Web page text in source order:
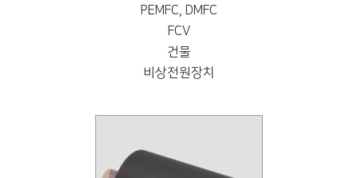
PEMFC, DMFC
FCV
건물
비상전원장치